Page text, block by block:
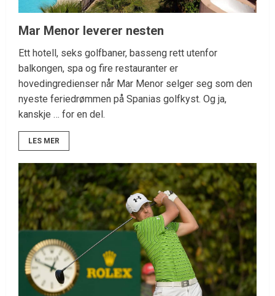
Mar Menor leverer nesten
Ett hotell, seks golfbaner, basseng rett utenfor
balkongen, spa og fire restauranter er
hovedingredienser når Mar Menor selger seg som den
nyeste feriedrømmen på Spanias golfkyst. Og ja,
kanskje … for en del.
LES MER